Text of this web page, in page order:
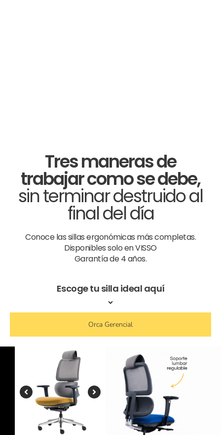
Tres maneras de
trabajar como se debe,
sin terminar destruido al
final del día
Conoce las sillas ergonómicas más completas.
Disponibles solo en VISSO
Garantía de 4 años.
Escoge tu silla ideal aquí
Orca Gerencial
Silla Gerencial
Orca
Apoyo lumbar agresivo
El problema no es
sentarse, es no estar bien
apoyado, y eso siempre lo
paga la zona lumbar.